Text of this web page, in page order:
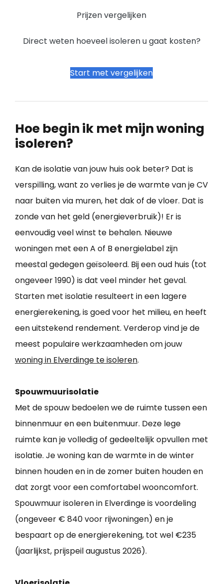
Prijzen vergelijken
Direct weten hoeveel isoleren u gaat kosten?
Start met vergelijken
Hoe begin ik met mijn woning
isoleren?
Kan de isolatie van jouw huis ook beter? Dat is
verspilling, want zo verlies je de warmte van je CV
naar buiten via muren, het dak of de vloer. Dat is
zonde van het geld (energieverbruik)! Er is
eenvoudig veel winst te behalen. Nieuwe
woningen met een A of B energielabel zijn
meestal gedegen geïsoleerd. Bij een oud huis (tot
ongeveer 1990) is dat veel minder het geval.
Starten met isolatie resulteert in een lagere
energierekening, is goed voor het milieu, en heeft
een uitstekend rendement. Verderop vind je de
meest populaire werkzaamheden om jouw
woning in Elverdinge te isoleren.
Spouwmuurisolatie
Met de spouw bedoelen we de ruimte tussen een
binnenmuur en een buitenmuur. Deze lege
ruimte kan je volledig of gedeeltelijk opvullen met
isolatie. Je woning kan de warmte in de winter
binnen houden en in de zomer buiten houden en
dat zorgt voor een comfortabel wooncomfort.
Spouwmuur isoleren in Elverdinge is voordeling
(ongeveer € 840 voor rijwoningen) en je
bespaart op de energierekening, tot wel €235
(jaarlijkst, prijspeil augustus 2026).